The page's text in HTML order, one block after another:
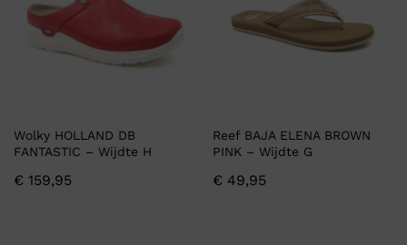
Wolky HOLLAND DB
FANTASTIC – Wijdte H
€ 159,95
Reef BAJA ELENA BROWN
PINK – Wijdte G
€ 49,95